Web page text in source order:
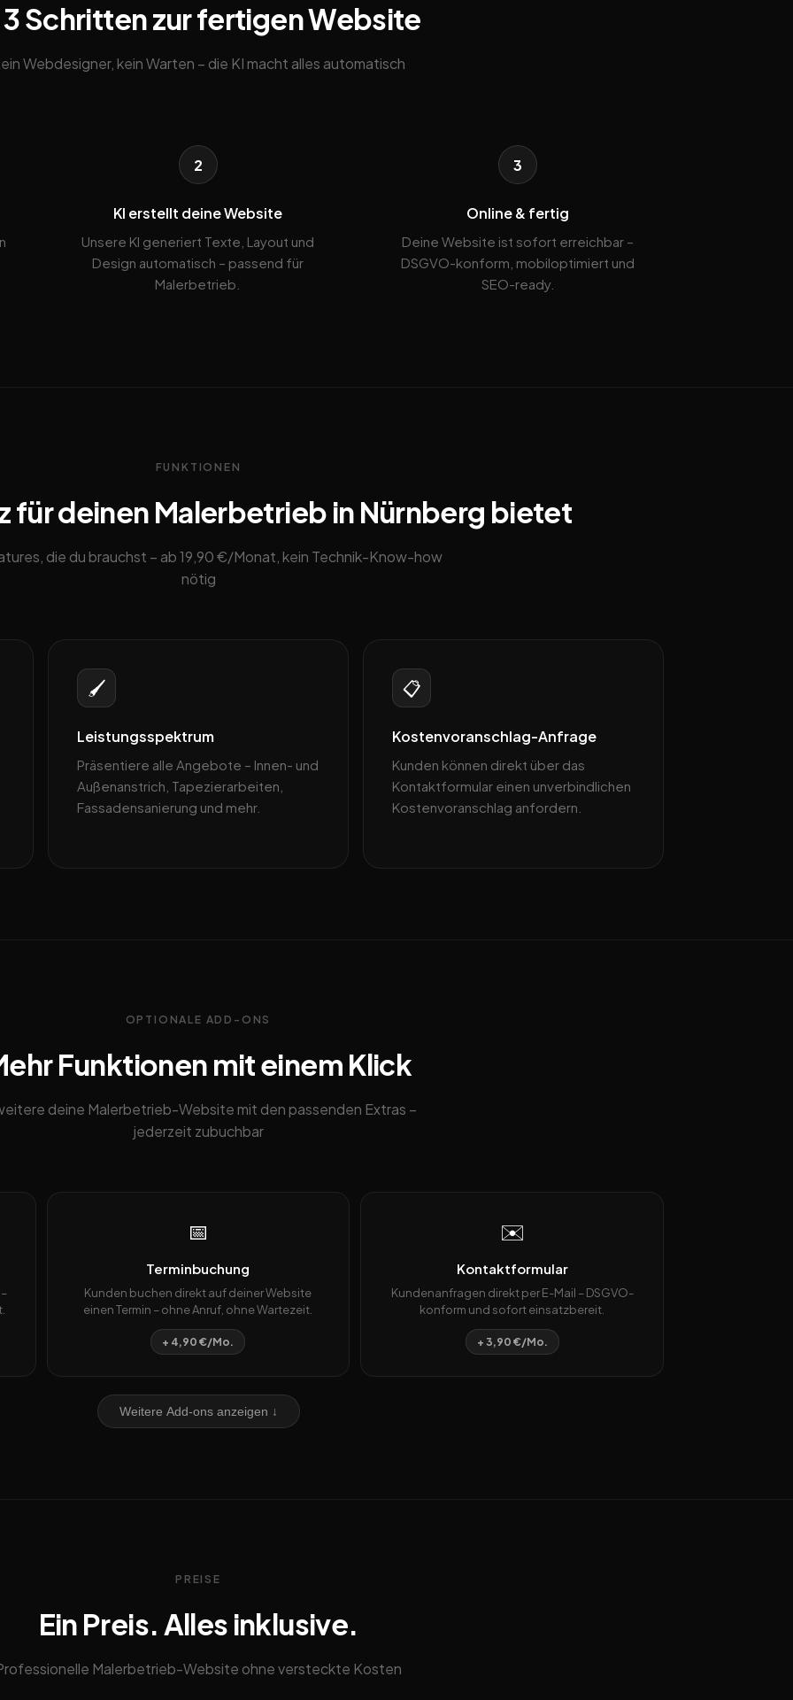
3 Schritten zur fertigen Website
Webdesigner, kein Warten – die KI macht alles automatisch
2
KI erstellt deine Website
Unsere KI generiert Texte, Layout und
Design automatisch – passend für
Malerbetrieb.
3
Online & fertig
Deine Website ist sofort erreichbar –
DSGVO-konform, mobiloptimiert und
SEO-ready.
FUNKTIONEN
für deinen Malerbetrieb in Nürnberg bietet
die du brauchst – ab 19,90 €/Monat, kein Technik-Know-how
nötig
🖌️
Leistungsspektrum
Präsentiere alle Angebote – Innen- und
Außenanstrich, Tapezierarbeiten,
Fassadensanierung und mehr.
📋
Kostenvoranschlag-Anfrage
Kunden können direkt über das
Kontaktformular einen unverbindlichen
Kostenvoranschlag anfordern.
OPTIONALE ADD-ONS
Funktionen mit einem Klick
deine Malerbetrieb-Website mit den passenden Extras –
jederzeit zubuchbar
📅
Terminbuchung
Kunden buchen direkt auf deiner Website
einen Termin – ohne Anruf, ohne Wartezeit.
+ 4,90 €/Mo.
✉️
Kontaktformular
Kundenanfragen direkt per E-Mail – DSGVO-
konform und sofort einsatzbereit.
+ 3,90 €/Mo.
Weitere Add-ons anzeigen ↓
PREISE
Ein Preis. Alles inklusive.
Malerbetrieb-Website ohne versteckte Kosten